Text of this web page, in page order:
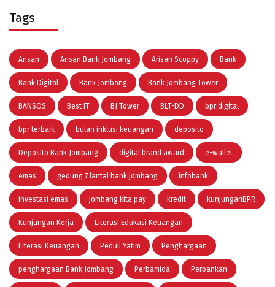
Tags
Arisan Arisan Bank Jombang Arisan Scoppy Bank
Bank Digital Bank Jombang Bank Jombang Tower
BANSOS Best IT BJ Tower BLT-DD bpr digital
bpr terbaik bulan inklusi keuangan deposito
Deposito Bank Jombang digital brand award e-wallet
emas gedung 7 lantai bank jombang infobank
investasi emas jombang kita pay kredit kunjunganBPR
Kunjungan Kerja Literasi Edukasi Keuangan
Literasi Keuangan Peduli Yatim Penghargaan
penghargaan Bank Jombang Perbamida Perbankan